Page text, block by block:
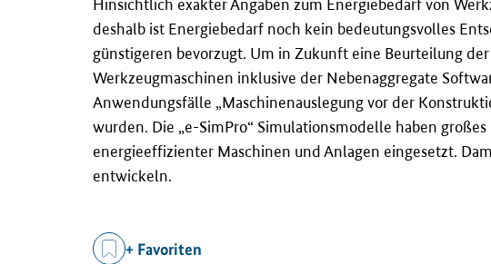
Hinsichtlich exakter Angaben zum Energiebedarf von
deshalb ist Energiebedarf noch kein bedeutungsvolles
günstigeren bevorzugt. Um in Zukunft eine Beurteilung
Werkzeugmaschinen inklusive der Nebenaggregate
Anwendungsfälle „Maschinenauslegung vor der
wurden. Die „e-SimPro“ Simulationsmodelle haben groß
energieeffizienter Maschinen und Anlagen eingesetzt.
entwickeln.
+ Favoriten